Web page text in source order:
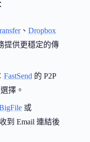
、 Dropbox
提供更穩定的傳
： FastSend 的 P2P
擇。
或
到 Email 連結後